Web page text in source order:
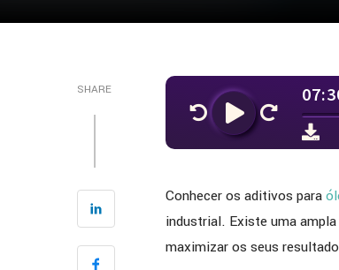
SHARE
Conhecer os aditivos para
industrial. Existe uma
maximizar os seus